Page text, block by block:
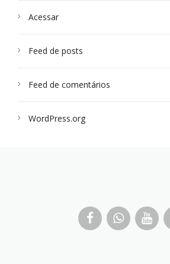
Acessar
Feed de posts
Feed de comentários
WordPress.org